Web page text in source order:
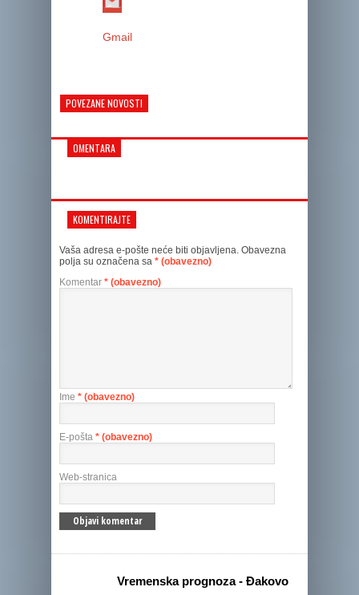
Gmail
POVEZANE NOVOSTI
OMENTARA
KOMENTIRAJTE
Vaša adresa e-pošte neće biti objavljena. Obavezna
polja su označena sa * (obavezno)
Komentar * (obavezno)
Ime * (obavezno)
E-pošta * (obavezno)
Web-stranica
Vremenska prognoza - Đakovo